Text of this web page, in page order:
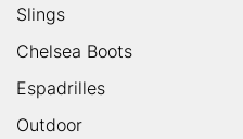
Slings
Chelsea Boots
Espadrilles
Outdoor